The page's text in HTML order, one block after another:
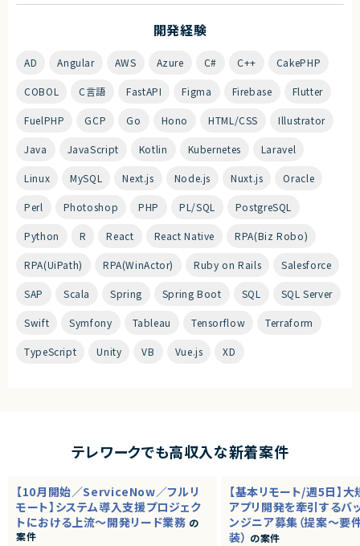
開発経験
AD Angular AWS Azure C# C++ CakePHP
COBOL C言語 FastAPI Figma Firebase Flutter
FuelPHP GCP Go Hono HTML/CSS Illustrator
Java JavaScript Kotlin Kubernetes Laravel
Linux MySQL Next.js Node.js Nuxt.js Oracle
Perl Photoshop PHP PL/SQL PostgreSQL
Python R React React Native RPA(Biz Robo)
RPA(UiPath) RPA(WinActor) Ruby on Rails Salesforce
SAP Scala Spring Spring Boot SQL SQL Server
Swift Symfony Tableau Tensorflow Terraform
TypeScript Unity VB Vue.js XD
テレワークでも高収入な新着案件
【10月開始／ServiceNow／フルリ
モート】システム導入支援プロジェク
トにおける上流～開発リード業務 の
案件
【基本リモート/週5日】
アプリ開発を牽引するバ
ンジニア募集（提案～要
装） の案件